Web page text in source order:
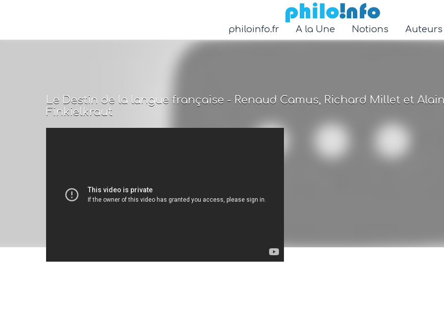
Accéder au contenu principal
Le Destin de la langue française - Renaud Camus, Richard Millet et
Finkielkraut
philoinfo.fr A la Une Notions